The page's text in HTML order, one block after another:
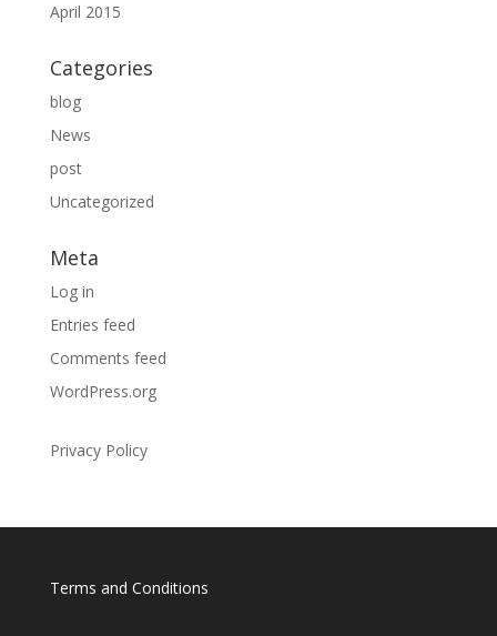
April 2015
Categories
blog
News
post
Uncategorized
Meta
Log in
Entries feed
Comments feed
WordPress.org
Privacy Policy
Terms and Conditions